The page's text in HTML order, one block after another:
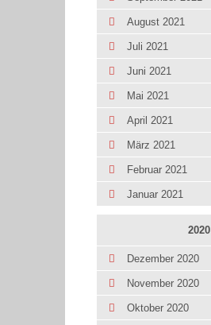
August 2021
Juli 2021
Juni 2021
Mai 2021
April 2021
März 2021
Februar 2021
Januar 2021
2020
Dezember 2020
November 2020
Oktober 2020